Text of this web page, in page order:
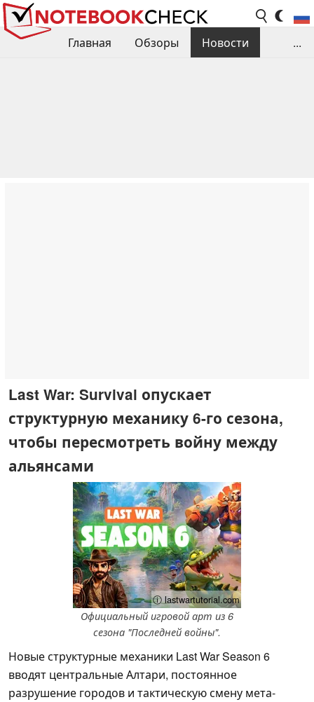
Главная Обзоры
Новости
...
Last War: Survival опускает
структурную механику 6-го сезона,
чтобы пересмотреть войну между
альянсами
ⓘ lastwartutorial.com
Официальный игровой арт из 6
сезона "Последней войны".
Новые структурные механики Last War Season 6
вводят центральные Алтари, постоянное
разрушение городов и тактическую смену мета-